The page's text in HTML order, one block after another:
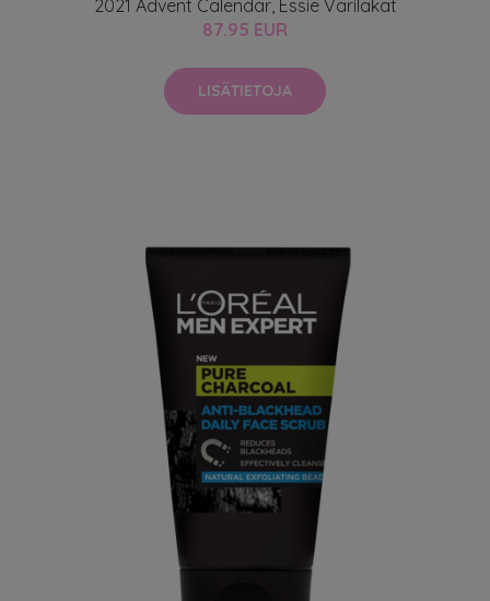
2021 Advent Calendar, Essie Värilakat
87.95 EUR
LISÄTIETOJA